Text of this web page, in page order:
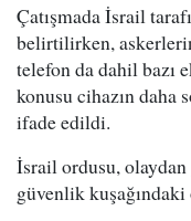
Çatışmada İsrail
belirtilirken,
telefon da dahil bazı
konusu cihazın daha
ifade edildi.
İsrail ordusu, olaydan
güvenlik